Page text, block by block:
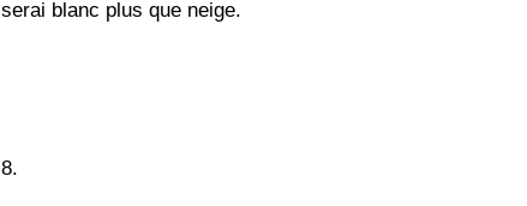
serai blanc plus que neige.
8.